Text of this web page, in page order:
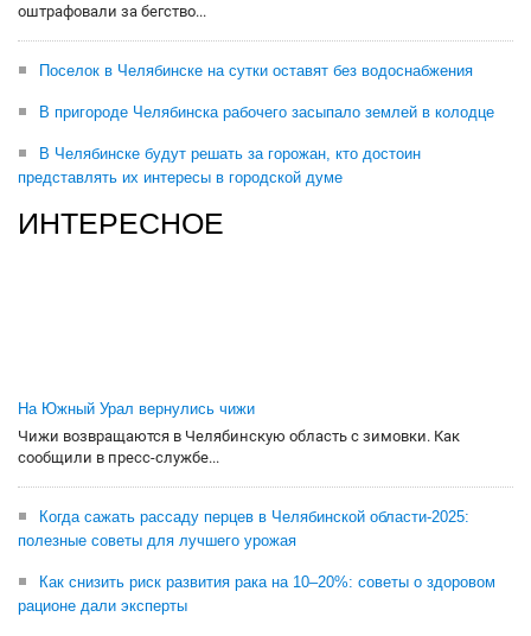
оштрафовали за бегство...
Поселок в Челябинске на сутки оставят без водоснабжения
В пригороде Челябинска рабочего засыпало землей в колодце
В Челябинске будут решать за горожан, кто достоин
представлять их интересы в городской думе
ИНТЕРЕСНОЕ
На Южный Урал вернулись чижи
Чижи возвращаются в Челябинскую область с зимовки. Как
сообщили в пресс-службе...
Когда сажать рассаду перцев в Челябинской области-2025:
полезные советы для лучшего урожая
Как снизить риск развития рака на 10–20%: советы о здоровом
рационе дали эксперты